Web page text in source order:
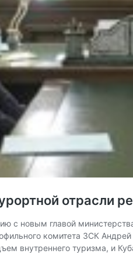
отрасли
с новым главой
комитета ЗСК
внутреннего туризма, и